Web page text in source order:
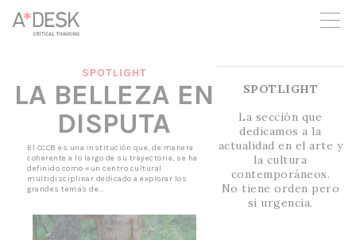
crees también en A*DESK seguimos necesitándote para poder
seguir adelante. Ahora puedes participar del proyecto y
apoyarlo.
SPOTLIGHT
LA BELLEZA EN
DISPUTA
El CCCB es una institución que, de manera
coherente a lo largo de su trayectoria, se ha
definido como «un centro cultural
multidisciplinar dedicado a explorar los
grandes temas de...
SPOTLIGHT
La sección que
dedicamos a la
actualidad en el arte y
la cultura
contemporáneos.
No tiene orden pero
si urgencia.